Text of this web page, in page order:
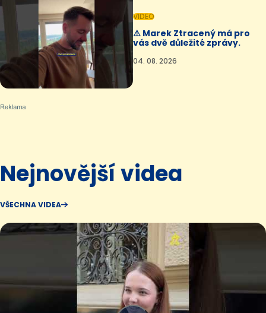
VIDEO
⚠️ Marek Ztracený má pro
vás dvě důležité zprávy.
04. 08. 2026
Nejnovější videa
VŠECHNA VIDEA